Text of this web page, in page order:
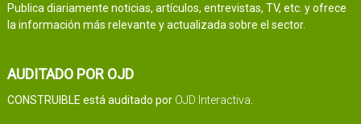
Publica diariamente noticias, artículos, entrevistas, TV, etc. y ofrece
la información más relevante y actualizada sobre el sector.
AUDITADO POR OJD
CONSTRUIBLE está auditado por OJD Interactiva